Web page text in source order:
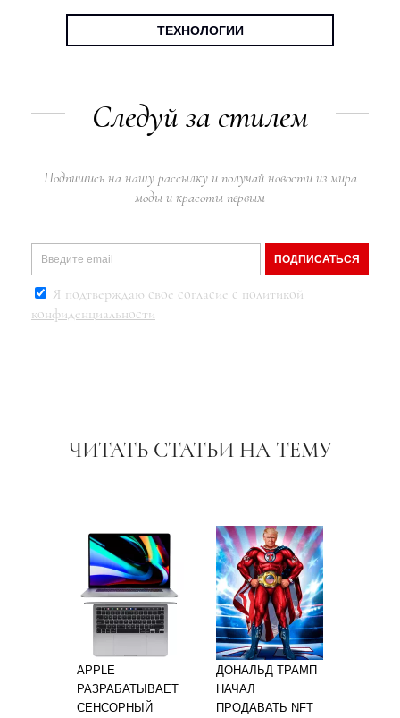
ТЕХНОЛОГИИ
Следуй за стилем
Подпишись на нашу рассылку и получай новости из мира
моды и красоты первым
ПОДПИСАТЬСЯ
Я подтверждаю свое согласие с политикой
конфиденциальности
ЧИТАТЬ СТАТЬИ НА ТЕМУ
APPLE
РАЗРАБАТЫВАЕТ
СЕНСОРНЫЙ
ДОНАЛЬД ТРАМП
НАЧАЛ
ПРОДАВАТЬ NFT